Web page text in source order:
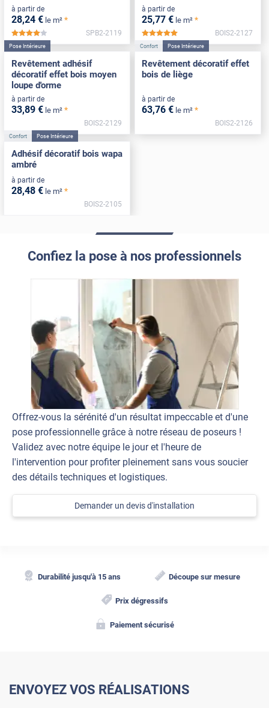
à partir de
28,24 € le m² *
*****
SPB2-2119
à partir de
25,77 € le m² *
BOIS2-2127
Pose Intérieure
Revêtement adhésif
décoratif effet bois moyen
loupe d'orme
à partir de
33,89 € le m² *
BOIS2-2129
Confort Pose Intérieure
Revêtement décoratif effet
bois de liège
à partir de
63,76 € le m² *
BOIS2-2126
Confort Pose Intérieure
Adhésif décoratif bois wapa
ambré
à partir de
28,48 € le m² *
BOIS2-2105
Confiez la pose à nos professionnels
Offrez-vous la sérénité d'un résultat impeccable et d'une
pose professionnelle grâce à notre réseau de poseurs !
Validez avec notre équipe le jour et l'heure de
l'intervention pour profiter pleinement sans vous soucier
des détails techniques et logistiques.
Demander un devis d'installation
Durabilité jusqu'à 15 ans Découpe sur mesure
Prix dégressifs
Paiement sécurisé
ENVOYEZ VOS RÉALISATIONS